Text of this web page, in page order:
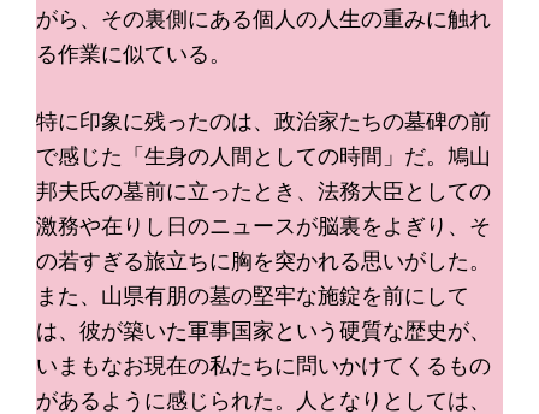
がら、その裏側にある個人の人生の重みに触れ
る作業に似ている。
特に印象に残ったのは、政治家たちの墓碑の前
で感じた「生身の人間としての時間」だ。鳩山
邦夫氏の墓前に立ったとき、法務大臣としての
激務や在りし日のニュースが脳裏をよぎり、そ
の若すぎる旅立ちに胸を突かれる思いがした。
また、山県有朋の墓の堅牢な施錠を前にして
は、彼が築いた軍事国家という硬質な歴史が、
いまもなお現在の私たちに問いかけてくるもの
があるように感じられた。人となりとしては、